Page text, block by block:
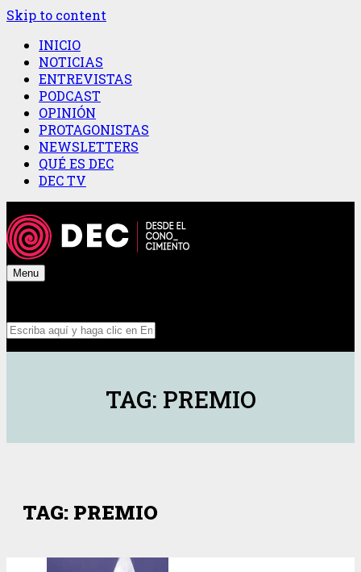
Skip to content
INICIO
NOTICIAS
ENTREVISTAS
PODCAST
OPINIÓN
PROTAGONISTAS
NEWSLETTERS
QUÉ ES DEC
DEC TV
Menu
TAG: PREMIO
TAG: PREMIO